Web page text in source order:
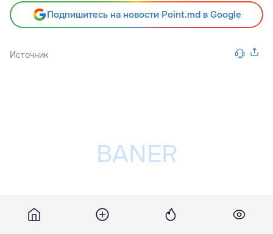
Подпишитесь на новости Point.md в Google
Источник